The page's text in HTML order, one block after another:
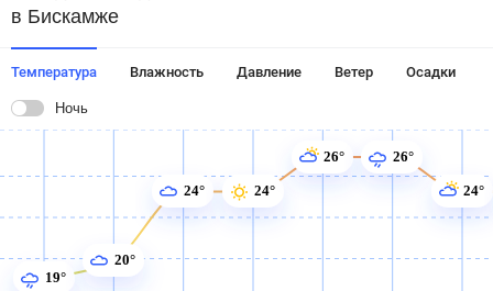
в Бискамже
Температура Влажность Давление Ветер Осадки
Ночь
19°
20°
24° 24°
26°
26°
24°